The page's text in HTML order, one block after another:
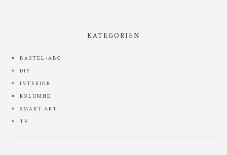
KATEGORIEN
BASTEL-ABC
DIY
INTERIOR
KOLUMNE
SMART ART
TV